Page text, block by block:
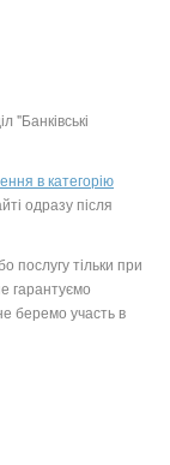
"Банківські
в категорію
одразу після
послугу тільки при
гарантуємо
беремо участь в